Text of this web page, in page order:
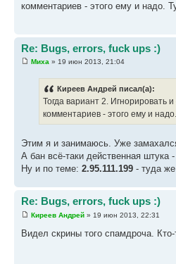
комментариев - этого ему и надо.
Re: Bugs, errors, fuck ups :)
Миха » 19 июн 2013, 21:04
Киреев Андрей писал(а):
Тогда вариант 2. Игнорировать
комментариев - этого ему и
Этим я и занимаюсь. Уже
А бан всё-таки действенная
Ну и по теме: 2.95.111.199 - туда же
Re: Bugs, errors, fuck ups :)
Киреев Андрей » 19 июн 2013, 22:31
Видел скрины того спамдроча.